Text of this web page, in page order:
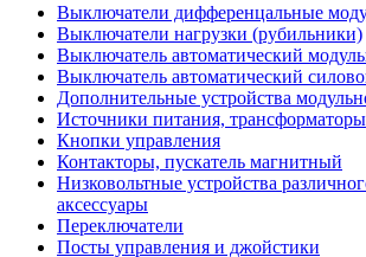
Выключатели дифференцальные
Выключатели нагрузки (рубильники)
Выключатель автоматический
Выключатель автоматический
Дополнительные устройства
Источники питания, трансформаторы
Кнопки управления
Контакторы, пускатель магнитный
Низковольтные устройства
аксессуары
Переключатели
Посты управления и джойстики